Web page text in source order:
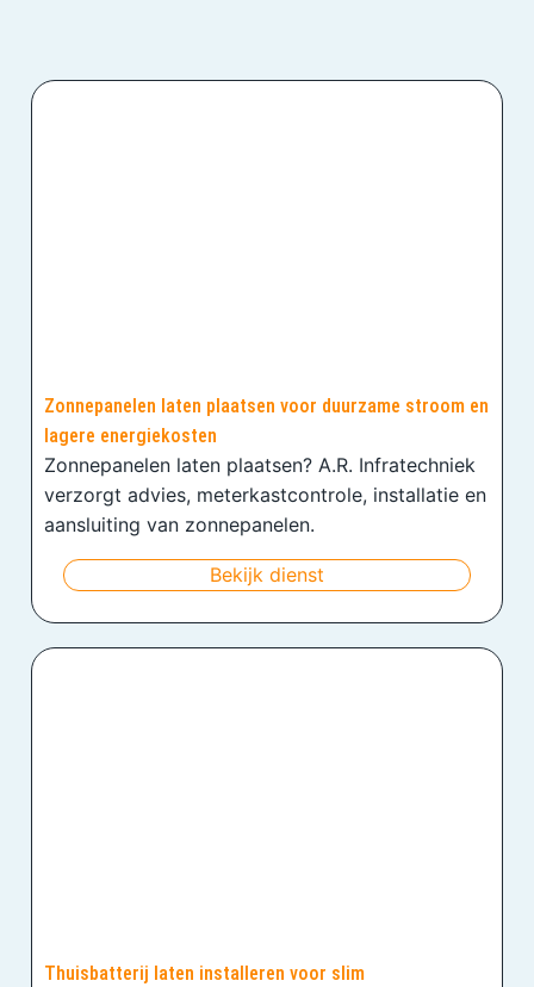
Zonnepanelen laten plaatsen voor duurzame stroom en
lagere energiekosten
Zonnepanelen laten plaatsen? A.R. Infratechniek
verzorgt advies, meterkastcontrole, installatie en
aansluiting van zonnepanelen.
Bekijk dienst
Thuisbatterij laten installeren voor slim